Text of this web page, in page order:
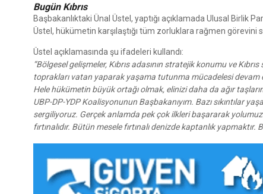
Bugün Kıbrıs
Başbakanlıktaki Ünal Üstel, yaptığı açıklamada Ulusal Birlik
Üstel, hükümetin karşılaştığı tüm zorluklara rağmen görevini
Üstel açıklamasında şu ifadeleri kullandı:
“Bölgesel gelişmeler, Kıbrıs adasının stratejik konumu ve
toprakları vatan yaparak yaşama tutunma mücadelesi devam
Hele hükümetin büyük ortağı olmak, elinizi daha da ağır
UBP-DP-YDP Koalisyonunun Başbakanıyım. Bazı sıkıntılar
sergiliyoruz. Gerçek anlamda pek çok ilkleri başararak
fırtınalıdır. Bütün mesele fırtınalı denizde kaptanlık yapmaktır.